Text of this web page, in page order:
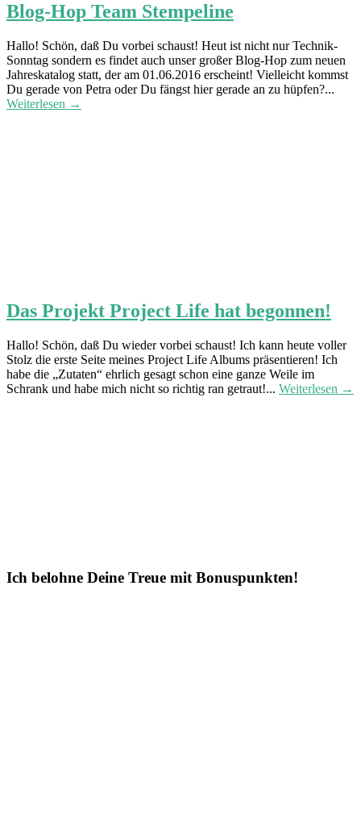
Blog-Hop Team Stempeline
Hallo! Schön, daß Du vorbei schaust! Heut ist nicht nur Technik-
Sonntag sondern es findet auch unser großer Blog-Hop zum neuen
Jahreskatalog statt, der am 01.06.2016 erscheint! Vielleicht kommst
Du gerade von Petra oder Du fängst hier gerade an zu hüpfen?...
Weiterlesen →
Das Projekt Project Life hat begonnen!
Hallo! Schön, daß Du wieder vorbei schaust! Ich kann heute voller
Stolz die erste Seite meines Project Life Albums präsentieren! Ich
habe die „Zutaten“ ehrlich gesagt schon eine ganze Weile im
Schrank und habe mich nicht so richtig ran getraut!... Weiterlesen →
Ich belohne Deine Treue mit Bonuspunkten!